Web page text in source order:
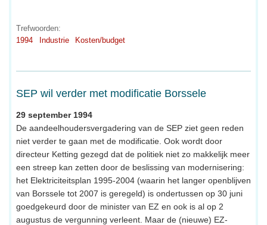
Trefwoorden:
1994
Industrie Kosten/budget
SEP wil verder met modificatie Borssele
29 september 1994
De aandeelhoudersvergadering van de SEP ziet geen reden
niet verder te gaan met de modificatie. Ook wordt door
directeur Ketting gezegd dat de politiek niet zo makkelijk meer
een streep kan zetten door de beslissing van modernisering:
het Elektriciteitsplan 1995-2004 (waarin het langer openblijven
van Borssele tot 2007 is geregeld) is ondertussen op 30 juni
goedgekeurd door de minister van EZ en ook is al op 2
augustus de vergunning verleent. Maar de (nieuwe) EZ-